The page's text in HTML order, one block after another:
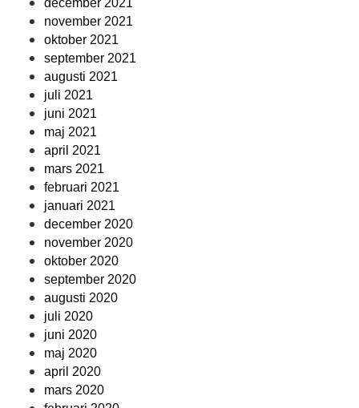
december 2021
november 2021
oktober 2021
september 2021
augusti 2021
juli 2021
juni 2021
maj 2021
april 2021
mars 2021
februari 2021
januari 2021
december 2020
november 2020
oktober 2020
september 2020
augusti 2020
juli 2020
juni 2020
maj 2020
april 2020
mars 2020